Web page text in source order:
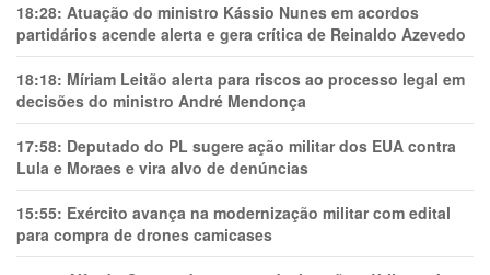
18:28: Atuação do ministro Kássio Nunes em acordos
partidários acende alerta e gera crítica de Reinaldo Azevedo
18:18: Míriam Leitão alerta para riscos ao processo legal em
decisões do ministro André Mendonça
17:58: Deputado do PL sugere ação militar dos EUA contra
Lula e Moraes e vira alvo de denúncias
15:55: Exército avança na modernização militar com edital
para compra de drones camicases